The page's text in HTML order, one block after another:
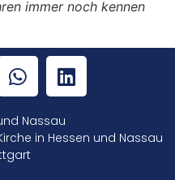
immer noch kennen
Nassau
in Hessen und Nassau